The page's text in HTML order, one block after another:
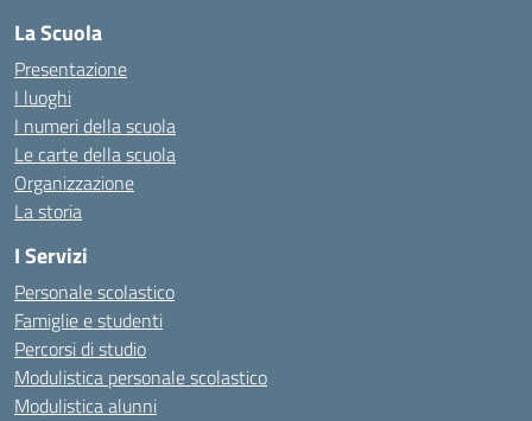
La Scuola
Presentazione
I luoghi
I numeri della scuola
Le carte della scuola
Organizzazione
La storia
I Servizi
Personale scolastico
Famiglie e studenti
Percorsi di studio
Modulistica personale scolastico
Modulistica alunni